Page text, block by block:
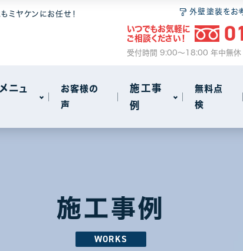
ミヤケンにお任せ！ 外壁塗装をお
いつでもお気軽に
ご相談ください！
受付時間 9:00～18:00 年中無休
安心
動画で見る屋根工事の基礎知識
ニュ
屋根葺き替え
雨漏り
お客様の
声
施工事
例
other
無料点
検
安心
火災保険のご案内
セメント瓦
瓦・漆喰工事
施工事例
WORKS